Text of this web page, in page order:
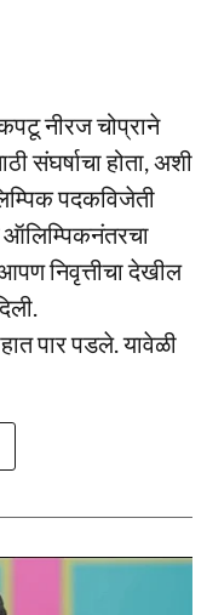
नीरज चोप्राने
संघर्षाचा होता, अशी
पदकविजेती
ऑलिम्पिकनंतरचा
निवृत्तीचा देखील
पार पडले. यावेळी